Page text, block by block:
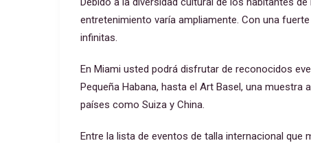
entretenimiento varía ampliamente. Con una
infinitas.
En Miami usted podrá disfrutar de reconocidos
Pequeña Habana, hasta el Art Basel, una
países como Suiza y China.
Entre la lista de eventos de talla internacional que